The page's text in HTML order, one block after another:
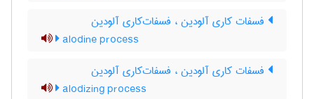
فسفات کاری آلودین ، فسفات‌کاری آلودین
alodine process
فسفات کاری آلودین ، فسفات‌کاری آلودین
alodizing process